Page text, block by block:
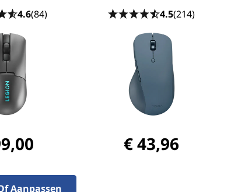
4.6(84) 4.5(214)
€ 43,96
Aanpassen